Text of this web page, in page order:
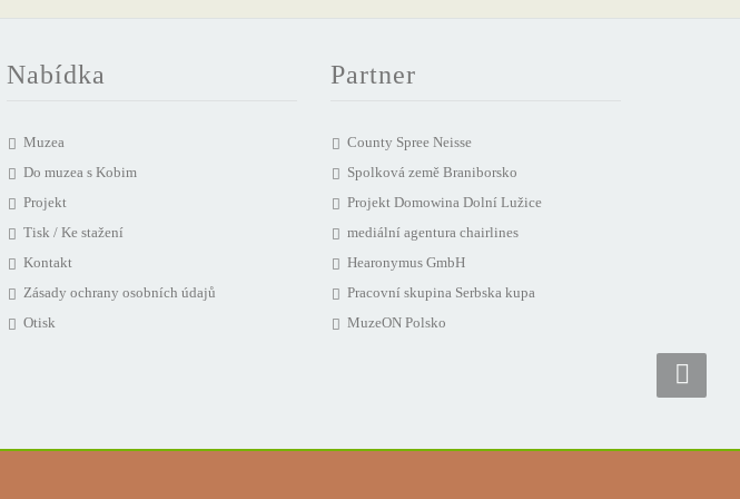
Nabídka
Muzea
Do muzea s Kobim
Projekt
Tisk / Ke stažení
Kontakt
Zásady ochrany osobních údajů
Otisk
Partner
County Spree Neisse
Spolková země Braniborsko
Projekt Domowina Dolní Lužice
mediální agentura chairlines
Hearonymus GmbH
Pracovní skupina Serbska kupa
MuzeON Polsko